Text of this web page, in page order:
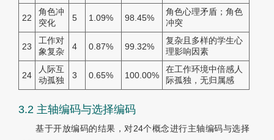
22
角色冲
突化
5 1.09% 98.45%
角色心理矛盾；角色
冲突
23
工作对
象复杂
4 0.87% 99.32%
复杂且多样的学生心
理影响因素
24
人际互
动孤独
3 0.65% 100.00%
在工作环境中倍感人
际孤独，无归属感
3.2 主轴编码与选择编码
基于开放编码的结果，对24个概念进行主轴编码与选择